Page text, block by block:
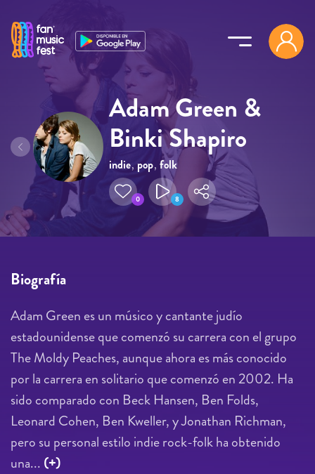
Adam Green &
Binki Shapiro
indie, pop, folk
0 8
Biografía
Adam Green es un músico y cantante judío
estadounidense que comenzó su carrera con el grupo
The Moldy Peaches, aunque ahora es más conocido
por la carrera en solitario que comenzó en 2002. Ha
sido comparado con Beck Hansen, Ben Folds,
Leonard Cohen, Ben Kweller, y Jonathan Richman,
pero su personal estilo indie rock-folk ha obtenido
una... (+)